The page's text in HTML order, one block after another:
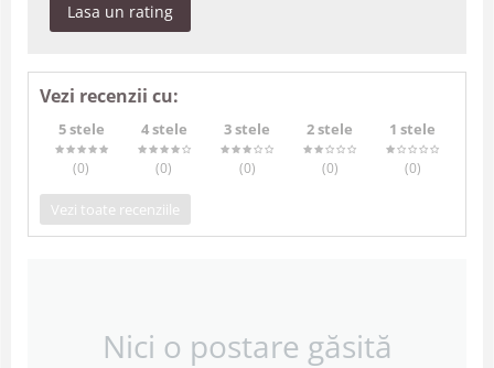
Lasa un rating
Vezi recenzii cu:
5 stele
(0)
4 stele
(0)
3 stele
(0)
2 stele
(0)
1 stele
(0)
Vezi toate recenziile
Nici o postare găsită